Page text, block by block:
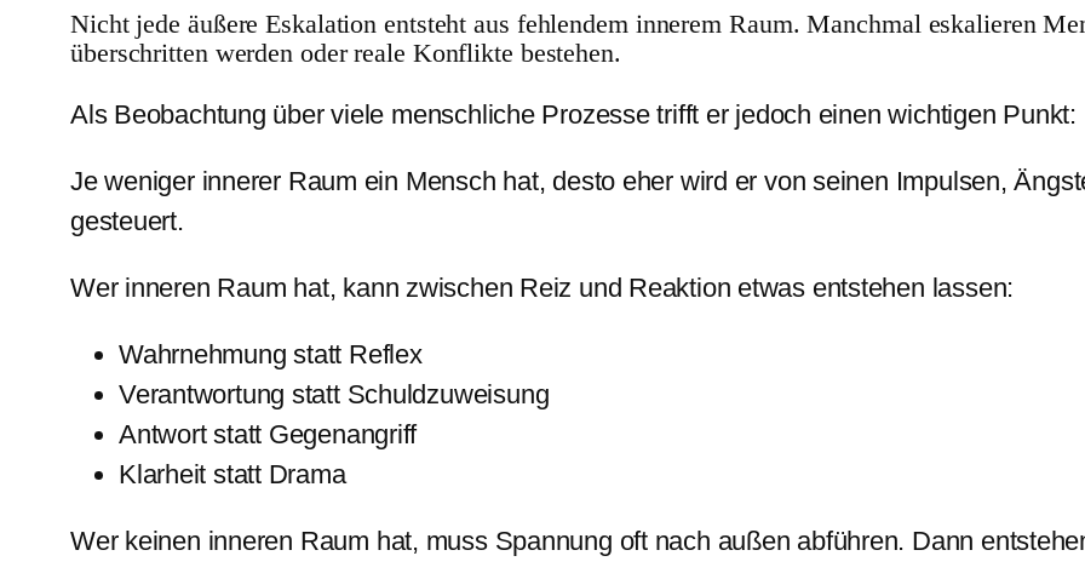
Nicht jede äußere Eskalation entsteht aus fehlendem innerem Raum. Manchmal eskalieren
überschritten werden oder reale Konflikte bestehen.
Als Beobachtung über viele menschliche Prozesse trifft er jedoch einen wichtigen Punkt:
Je weniger innerer Raum ein Mensch hat, desto eher wird er von seinen Impulsen,
gesteuert.
Wer inneren Raum hat, kann zwischen Reiz und Reaktion etwas entstehen lassen:
Wahrnehmung statt Reflex
Verantwortung statt Schuldzuweisung
Antwort statt Gegenangriff
Klarheit statt Drama
Wer keinen inneren Raum hat, muss Spannung oft nach außen abführen. Dann